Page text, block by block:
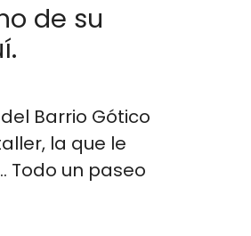
de su
Barrio Gótico
la que le
Todo un paseo